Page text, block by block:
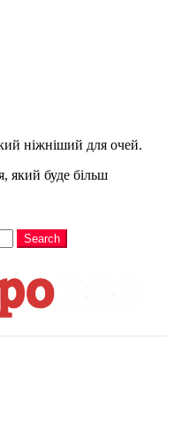
ніжніший для очей.
який буде більш
Search